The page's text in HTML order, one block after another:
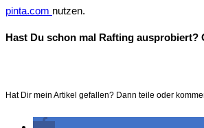
pinta.com nutzen.
Hast Du schon mal Rafting
Hat Dir mein Artikel gefallen? Dann teile oder